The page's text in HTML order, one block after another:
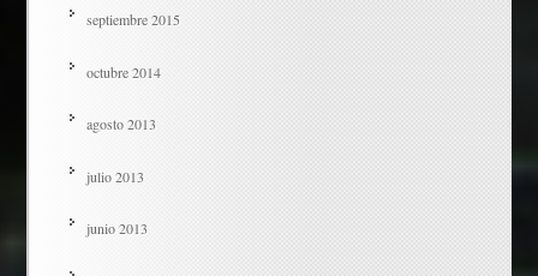
septiembre 2015
octubre 2014
agosto 2013
julio 2013
junio 2013